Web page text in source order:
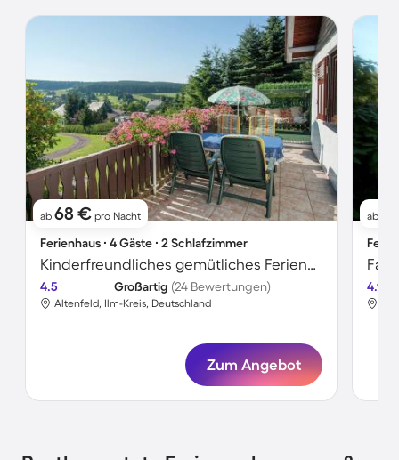
ab 68 € pro Nacht
Ferienhaus ∙ 4 Gäste ∙ 2 Schlafzimmer
Kinderfreundliches gemütliches Ferienhaus mit Garten, Pool und Terrasse | Haustiere erlaubt
4.5 Großartig (24 Bewertungen)
Altenfeld, Ilm-Kreis, Deutschland
Zum Angebot
ab
4.9